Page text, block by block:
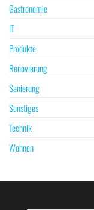
Gastronomie
IT
Produkte
Renovierung
Sanierung
Sonstiges
Technik
Wohnen